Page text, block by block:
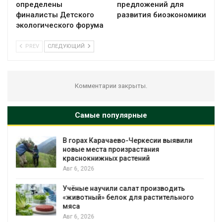
определены
финалисты Детского
экологического форума
предложений для
развития биоэкономики
PREV СЛЕДУЮЩИЙ
Комментарии закрыты.
Самые популярные
В Домодедове ликвидируют
последствия разлива химикатов после
пожара на складе
Авг 6, 2026
Изменение климата меняет ареалы
бабочек по всему миру
Авг 6, 2026